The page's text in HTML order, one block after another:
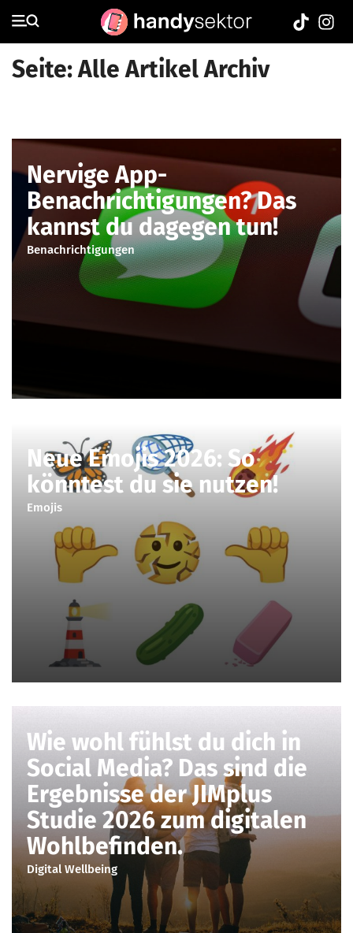
Seite: Alle Artikel Archiv
Nervige App-
Benachrichtigungen? Das
kannst du dagegen tun!
Benachrichtigungen
Neue Emojis 2026: So
könntest du sie nutzen!
Emojis
Wie wohl fühlst du dich in
Social Media? Das sind die
Ergebnisse der JIMplus
Studie 2026 zum digitalen
Wohlbefinden.
Digital Wellbeing